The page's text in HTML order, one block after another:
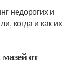
недорогих и
когда и как их
от